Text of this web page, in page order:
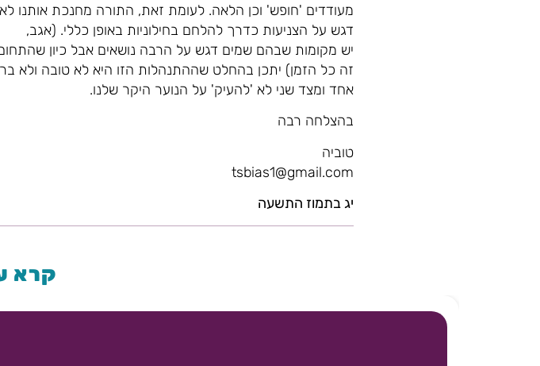
מעודדים 'חופש' וכן הלאה. לעומת זאת, התורה מחנכת אותנו
דגש על הצניעות כדרך להלחם בחילוניות באופן כללי. (אגב,
יש מקומות שבהם שמים דגש על הרבה נושאים אבל כיון
זה כל הזמן) יתכן בהחלט שההתנהלות הזו היא לא טובה ולא
אחד ומצד שני לא 'להעיק' על הנוער היקר שלנו.
בהצלחה רבה
טוביה
tsbias1@gmail.com
יג בתמוז התשעה
קרא